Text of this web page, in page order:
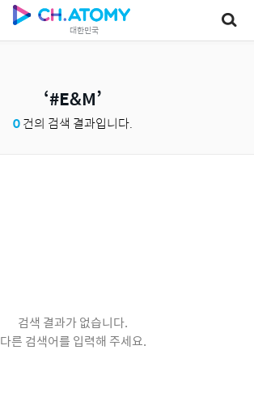
대한민국
#E&M
0건의 검색 결과입니다.
검색 결과가 없습니다.
다른 검색어를 입력해 주세요.